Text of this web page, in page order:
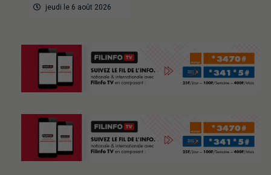
jeudi le 6 août 2026